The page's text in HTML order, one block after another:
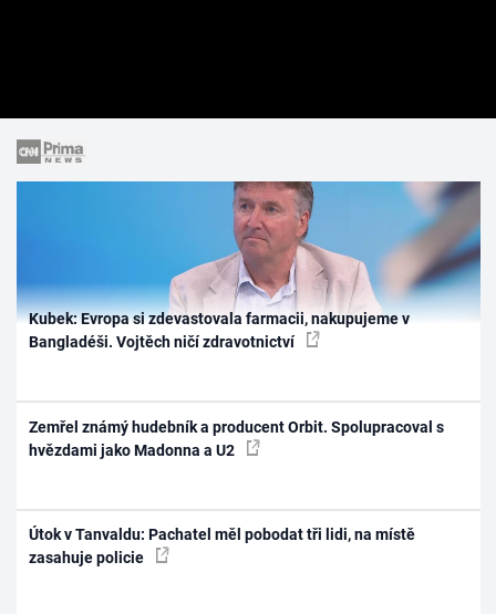
Kubek: Evropa si zdevastovala farmacii, nakupujeme v
Bangladéši. Vojtěch ničí zdravotnictví
Zemřel známý hudebník a producent Orbit. Spolupracoval s
hvězdami jako Madonna a U2
Útok v Tanvaldu: Pachatel měl pobodat tři lidi, na místě
zasahuje policie